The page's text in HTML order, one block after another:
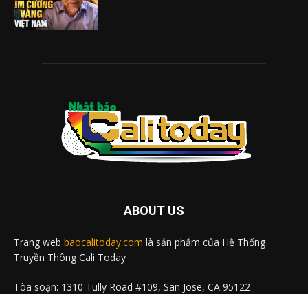
ABOUT US
Trang web baocalitoday.com là sản phẩm của Hệ Thống
Truyền Thông Cali Today
Tòa soạn: 1310 Tully Road #109, San Jose, CA 95122